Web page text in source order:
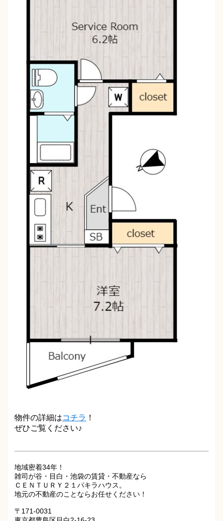
物件の詳細はコチラ ！
ぜひご覧ください♪
地域密着34年！
雑司が谷・目白・池袋の賃貸・不動産なら
ＣＥＮＴＵＲＹ２１パキラハウス。
地元の不動産のことならお任せください！
〒171-0031